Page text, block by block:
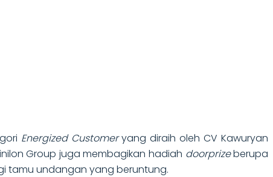
Energized Customeryang diraih oleh CV Kawuryan
Group juga membagikan hadiah doorprizeberupa
tamu undangan yang beruntung.